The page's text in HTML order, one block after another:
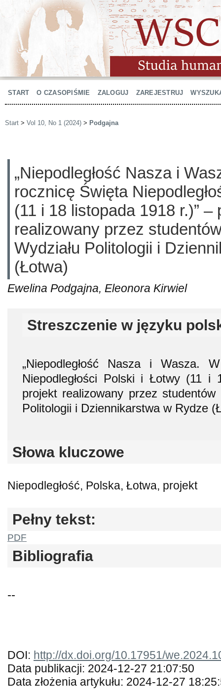
START O CZASOPIŚMIE ZALOGUJ ZAREJESTRUJ
Start > Vol 10, No 1 (2024) > Podgajna
„Niepodległość Nasza i
rocznicę Święta
(11 i 18 listopada 1918 r.)” –
realizowany przez
Wydziału Politologii i
(Łotwa)
Ewelina Podgajna, Eleonora Kirwiel
Streszczenie w języku
„Niepodległość Nasza i Wasza.
Niepodległości Polski i Łotwy (11 i
projekt realizowany przez studentów
Politologii i Dziennikarstwa w Rydze
Słowa kluczowe
Niepodległość, Polska, Łotwa, projekt
Pełny tekst:
PDF
Bibliografia
--
DOI: http://dx.doi.org/10.17951/
Data publikacji: 2024-12-27 21:07:50
Data złożenia artykułu: 2024-12-27